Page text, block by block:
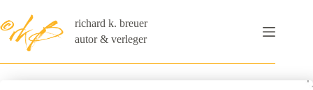
Inhalt
springen
richard k. breuer
autor & verleger